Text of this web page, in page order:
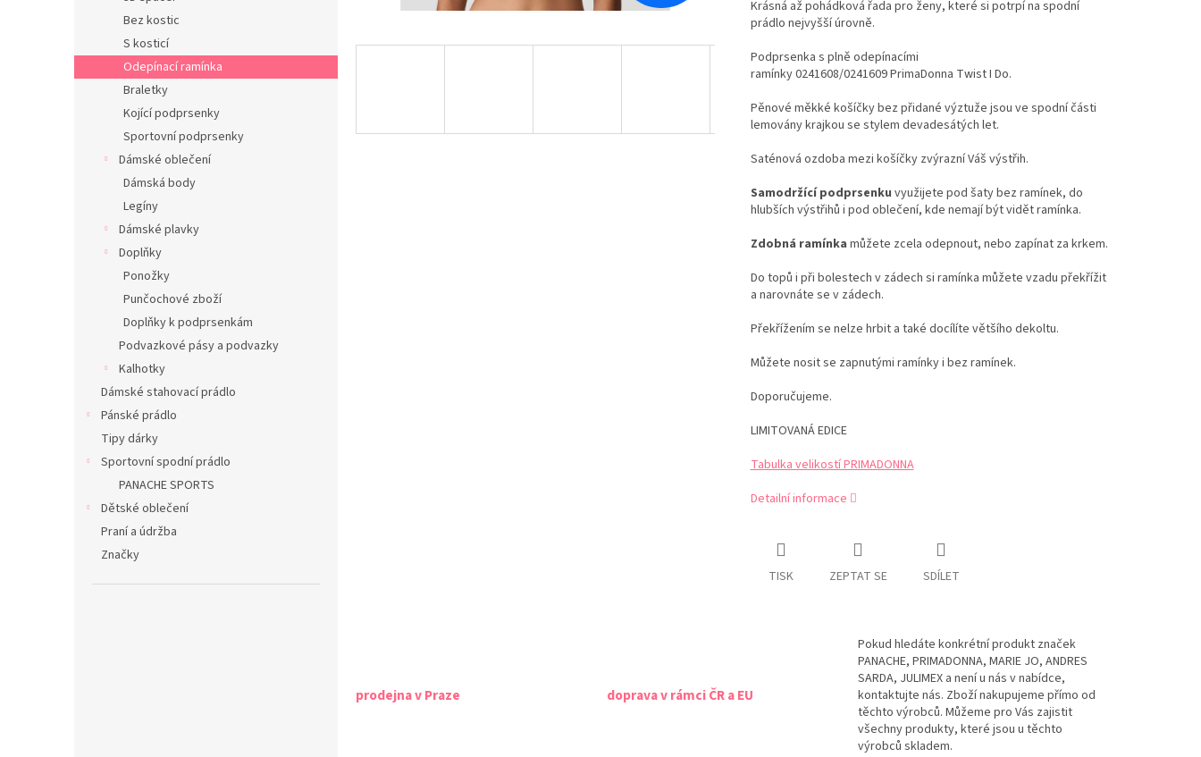
Bez kostic
S kosticí
Odepínací ramínka
Braletky
Kojící podprsenky
Sportovní podprsenky
Dámské oblečení
Dámská body
Legíny
Dámské plavky
Doplňky
Ponožky
Punčochové zboží
Doplňky k podprsenkám
Podvazkové pásy a podvazky
Kalhotky
Dámské stahovací prádlo
Pánské prádlo
Tipy dárky
Sportovní spodní prádlo
PANACHE SPORTS
Dětské oblečení
Praní a údržba
Značky
Krásná až pohádková řada pro ženy, které si potrpí na spodní
prádlo nejvyšší úrovně.
Podprsenka s plně odepínacími
ramínky 0241608/0241609 PrimaDonna Twist I Do.
Pěnové měkké košíčky bez přidané výztuže jsou ve spodní části
lemovány krajkou se stylem devadesátých let.
Saténová ozdoba mezi košíčky zvýrazní Váš výstřih.
Samodržící podprsenku využijete pod šaty bez ramínek, do
hlubších výstřihů i pod oblečení, kde nemají být vidět ramínka.
Zdobná ramínka můžete zcela odepnout, nebo zapínat za krkem.
Do topů i při bolestech v zádech si ramínka můžete vzadu překřížit
a narovnáte se v zádech.
Překřížením se nelze hrbit a také docílíte většího dekoltu.
Můžete nosit se zapnutými ramínky i bez ramínek.
Doporučujeme.
LIMITOVANÁ EDICE
Tabulka velikostí PRIMADONNA
Detailní informace
TISK ZEPTAT SE SDÍLET
prodejna v Praze doprava v rámci ČR a EU
Pokud hledáte konkrétní produkt značek
PANACHE, PRIMADONNA, MARIE JO, ANDRES
SARDA, JULIMEX a není u nás v nabídce,
kontaktujte nás. Zboží nakupujeme přímo od
těchto výrobců. Můžeme pro Vás zajistit
všechny produkty, které jsou u těchto
výrobců skladem.